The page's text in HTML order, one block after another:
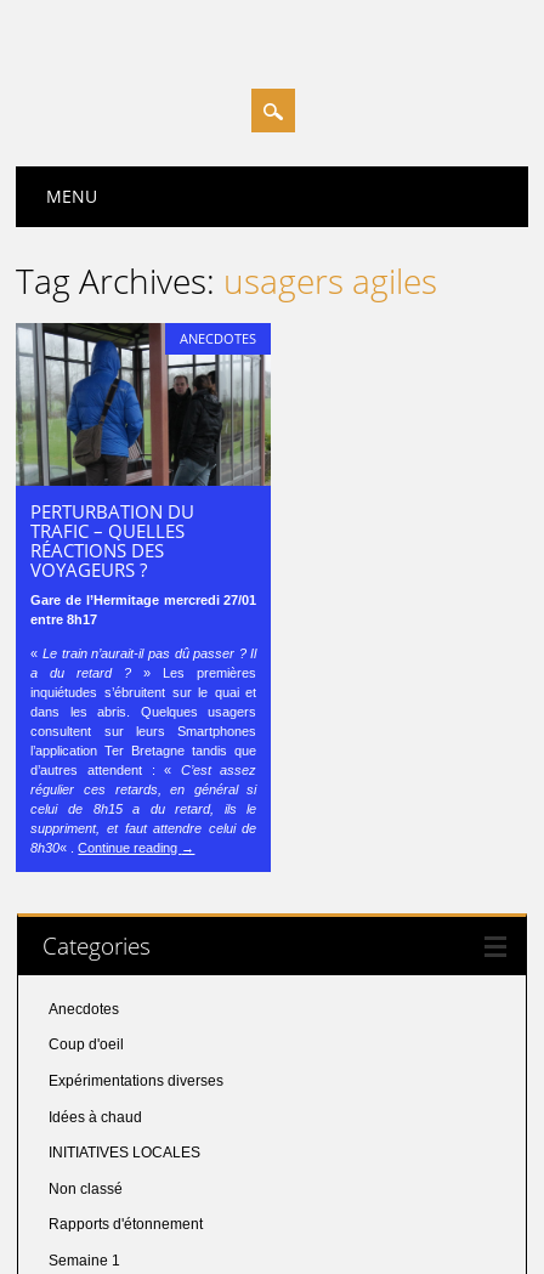
Main menu
MENU
Tag Archives: usagers agiles
ANECDOTES
PERTURBATION DU
TRAFIC – QUELLES
RÉACTIONS DES
VOYAGEURS ?
Gare de l’Hermitage mercredi 27/01
entre 8h17
«Le train n’aurait-il pas dû passer ? Il
a du retard ? » Les premières
inquiétudes s’ébruitent sur le quai et
dans les abris. Quelques usagers
consultent sur leurs Smartphones
l’application Ter Bretagne tandis que
d’autres attendent : « C’est assez
régulier ces retards, en général si
celui de 8h15 a du retard, ils le
suppriment, et faut attendre celui de
8h30« .Continue reading →
Categories
Anecdotes
Coup d'oeil
Expérimentations diverses
Idées à chaud
INITIATIVES LOCALES
Non classé
Rapports d'étonnement
Semaine 1